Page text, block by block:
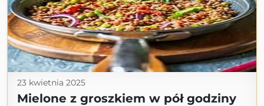
23 kwietnia 2025
Mielone z groszkiem w pół godziny